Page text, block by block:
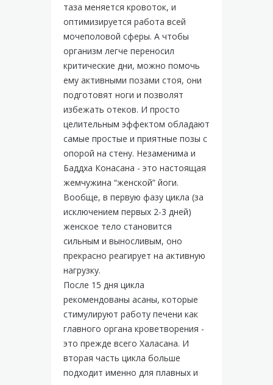
таза меняется кровоток, и
оптимизируется работа всей
мочеполовой сферы. А чтобы
организм легче переносил
критические дни, можно помочь
ему активными позами стоя, они
подготовят ноги и позволят
избежать отеков. И просто
целительным эффектом обладают
самые простые и приятные позы с
опорой на стену. Незаменима и
Баддха Конасана - это настоящая
жемчужина “женской” йоги.
Вообще, в первую фазу цикла (за
исключением первых 2-3 дней)
женское тело становится
сильным и выносливым, оно
прекрасно реагирует на активную
нагрузку.
После 15 дня цикла
рекомендованы асаны, которые
стимулируют работу печени как
главного органа кроветворения -
это прежде всего Халасана. И
вторая часть цикла больше
подходит именно для плавных и